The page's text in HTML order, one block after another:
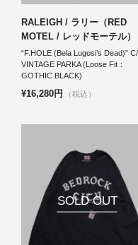
RALEIGH / ラリー（RED
MOTEL / レッドモーテル）
“F.HOLE (Bela Lugosi’s Dead)”
VINTAGE PARKA (Loose Fit：
GOTHIC BLACK)
¥16,280円 （税込）
SOLD OUT